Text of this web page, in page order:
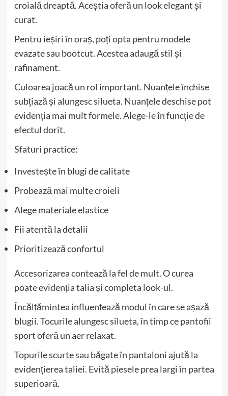
croială dreaptă. Aceștia oferă un look elegant și
curat.
Pentru ieșiri în oraș, poți opta pentru modele
evazate sau bootcut. Acestea adaugă stil și
rafinament.
Culoarea joacă un rol important. Nuanțele închise
subțiază și alungesc silueta. Nuanțele deschise pot
evidenția mai mult formele. Alege-le în funcție de
efectul dorit.
Sfaturi practice:
Investește în blugi de calitate
Probează mai multe croieli
Alege materiale elastice
Fii atentă la detalii
Prioritizează confortul
Accesorizarea contează la fel de mult. O curea
poate evidenția talia și completa look-ul.
Încălțămintea influențează modul în care se așază
blugii. Tocurile alungesc silueta, în timp ce pantofii
sport oferă un aer relaxat.
Topurile scurte sau băgate în pantaloni ajută la
evidențierea taliei. Evită piesele prea largi în partea
superioară.